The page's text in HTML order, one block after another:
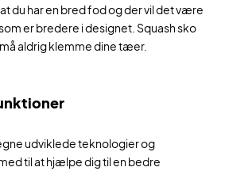
du har en bred fod og der vil det være
er bredere i designet. Squash sko
aldrig klemme dine tæer.
udviklede teknologier og
til at hjælpe dig til en bedre